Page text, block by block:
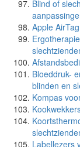
Blind of
Apple
Bloeddruk-
blinden en
Kompas
Labellezers